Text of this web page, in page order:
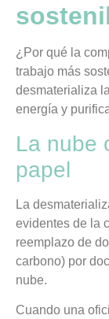
¿Por qué la
trabajo más
desmaterializa
energía y
La nube
papel
La
evidentes de la
reemplazo de
carbono) por
nube.
Cuando una